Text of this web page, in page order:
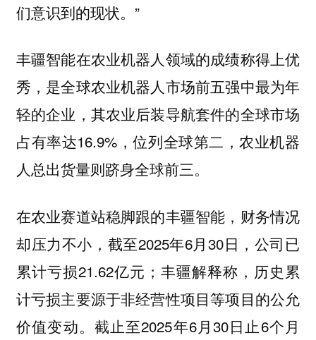
们意识到的现状。”
丰疆智能在农业机器人领域的成绩称得上优
秀，是全球农业机器人市场前五强中最为年
轻的企业，其农业后装导航套件的全球市场
占有率达16.9%，位列全球第二，农业机器
人总出货量则跻身全球前三。
在农业赛道站稳脚跟的丰疆智能，财务情况
却压力不小，截至2025年6月30日，公司已
累计亏损21.62亿元；丰疆解释称，历史累
计亏损主要源于非经营性项目等项目的公允
价值变动。截止至2025年6月30日止6个月